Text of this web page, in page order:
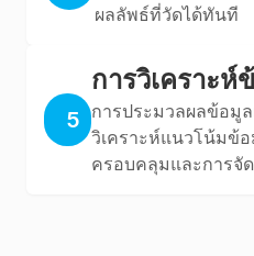
ผลลัพธ์ที่วัดได้ทันที
5
การวิเคราะ
การประมวลผลข้อมูล
วิเคราะห์แนวโน้มข้
ครอบคลุมและการจั